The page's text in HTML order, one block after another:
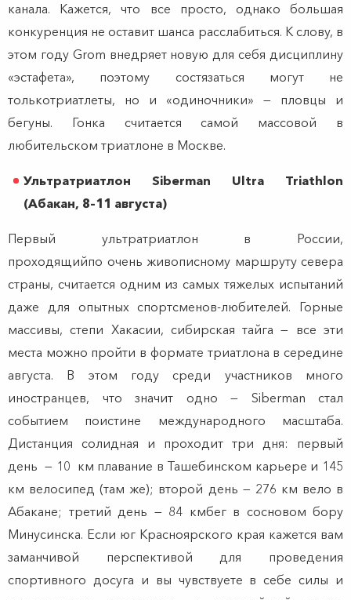
канала. Кажется, что все просто, однако большая
конкуренция не оставит шанса расслабиться. К слову, в
этом году Grom внедряет новую для себя дисциплину
«эстафета», поэтому состязаться могут не
толькотриатлеты, но и «одиночники» — пловцы и
бегуны. Гонка считается самой массовой в
любительском триатлоне в Москве.
Ультратриатлон Siberman Ultra Triathlon
(Абакан, 8–11 августа)
Первый ультратриатлон в России,
проходящийпо очень живописному маршруту севера
страны, считается одним из самых тяжелых испытаний
даже для опытных спортсменов-любителей. Горные
массивы, степи Хакасии, сибирская тайга — все эти
места можно пройти в формате триатлона в середине
августа. В этом году среди участников много
иностранцев, что значит одно — Siberman стал
событием поистине международного масштаба.
Дистанция солидная и проходит три дня: первый
день — 10 км плавание в Ташебинском карьере и 145
км велосипед (там же); второй день — 276 км вело в
Абакане; третий день — 84 кмбег в сосновом бору
Минусинска. Если юг Красноярского края кажется вам
заманчивой перспективой для проведения
спортивного досуга и вы чувствуете в себе силы и